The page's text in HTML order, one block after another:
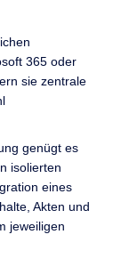
365 oder
sie zentrale
genügt es
isolierten
eines
Akten und
jeweiligen